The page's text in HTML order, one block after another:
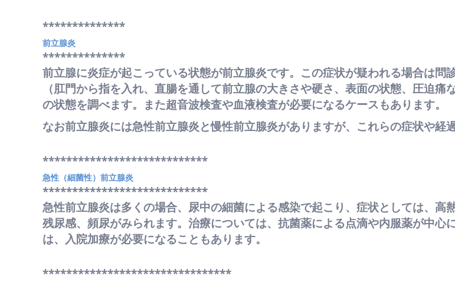
**************
前立腺炎
**************
前立腺に炎症が起こっている状態が前立腺炎です。この症状が疑われる場合は問
（肛門から指を入れ、直腸を通して前立腺の大きさや硬さ、表面の状態、圧迫痛
の状態を調べます。また超音波検査や血液検査が必要になるケースもあります。
なお前立腺炎には急性前立腺炎と慢性前立腺炎がありますが、これらの症状や経
****************************
急性（細菌性）前立腺炎
****************************
急性前立腺炎は多くの場合、尿中の細菌による感染で起こり、症状としては、高
残尿感、頻尿がみられます。治療については、抗菌薬による点滴や内服薬が中心
は、入院加療が必要になることもあります。
********************************